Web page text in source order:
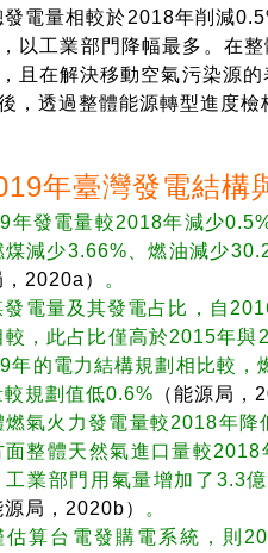
電量相較於2018年削減
以工業部門降幅最多。在
且在解決移動空氣污染源
，透過整體能源轉型進度
年臺灣發電結構
年發電量較2018年減少
煤減少3.66%、燃油減少
2020a）
。
發電量及其發電占比，自
較，此占比僅高於2015年
年的電力結構規劃相比較，
較規劃值低0.6% （能源局，
燃氣火力發電量較2018年降
面整體天然氣進口量較
工業部門用氣量增加了3.3
源局，2020b）
。
估算台電發購電系統，則